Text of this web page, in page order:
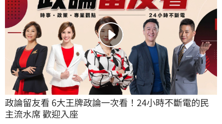
政論留友看 6大王牌政論一次看！24小時不斷電的民
主流水席 歡迎入座